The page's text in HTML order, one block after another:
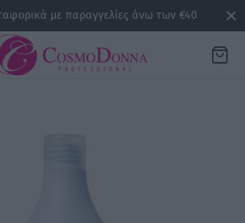
με παραγγελίες άνω των €40